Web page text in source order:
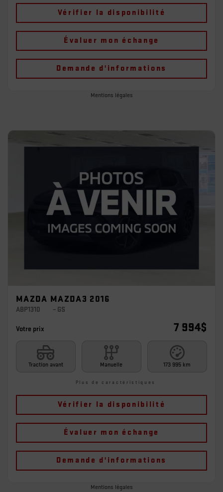
Vérifier la disponibilité
Évaluer mon échange
Demande d'informations
Mentions légales
MAZDA MAZDA3 2016
ABP1310 – GS
Votre prix 7 994$
Traction avant Manuelle 173 995 km
Plus de caractéristiques
Vérifier la disponibilité
Évaluer mon échange
Demande d'informations
Mentions légales